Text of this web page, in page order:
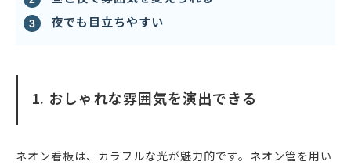
夜でも目立ちやすい
1. おしゃれな雰囲気を演出できる
ネオン看板は、カラフルな光が魅力的です。ネオン管を用い